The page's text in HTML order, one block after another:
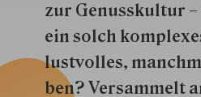
zur Genuss­kultur –
ein solch
lustvolles,
ben? Versammelt